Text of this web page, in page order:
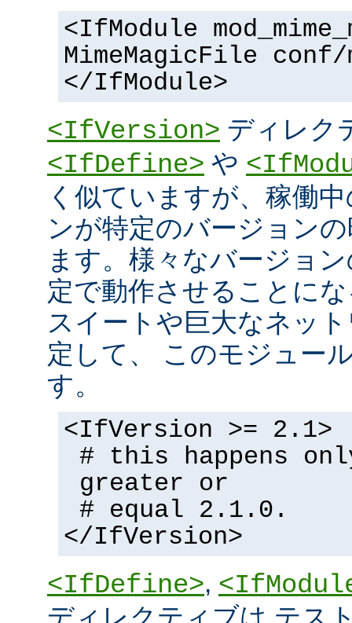
<IfModule
MimeMagicFile conf/
</IfModule>
<IfVersion> ディレク
<IfDefine> や
く似ていますが、稼働
ンが特定のバージョン
ます。様々なバージョ
定で動作させることに
スイートや巨大なネッ
定して、 このモジュー
す。
<IfVersion >= 2.1>
# this happens
greater or
# equal 2.1.0.
</IfVersion>
<IfDefine>,
ディレクティブは テス